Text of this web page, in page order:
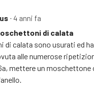
∙ 4 anni fa
di calata
di calata sono usurati ed
alle numerose
mettere un moschettone